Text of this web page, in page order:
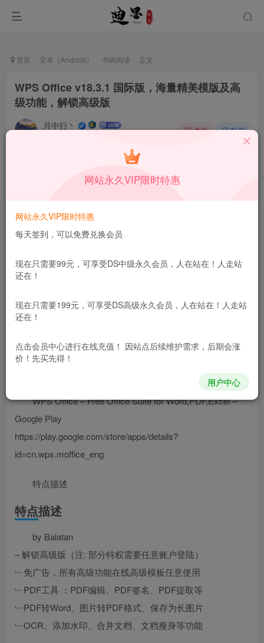
首页 安卓（Android） 书画阅读 正文
WPS Office v18.3.1 国际版，海量精美模版及高
级功能，解锁高级版
月中行丶 关注 私信
用途。如有侵权、不妥之处，请第一时间联系我们删除！
WPS Office (WPS Office国际版)金山WPS安卓版移动办
流畅;完美支持文字/表格/演示/PDF等51种文档格式;拥有海量
精美模版及高级功能.
WPS Office – Free Office Suite for Word,PDF,Excel –
Google Play
https://play.google.com/store/apps/details?
id=cn.wps.moffice_eng
特点描述
特点描述
by Balatan
– 解锁高级版（注: 部分特权需要任意账户登陆）
﹂免广告，所有高级功能在线高级模板任意使用
﹂PDF工具 ：PDF编辑、PDF签名、PDF提取等
﹂PDF转Word、图片转PDF格式、保存为长图片
﹂OCR、添加水印、合并文档、文档瘦身等功能
网站永久VIP限时特惠
网站永久VIP限时特惠
每天签到，可以免费兑换会员
现在只需要99元，可享受DS中级永久会员，人在站在！人走站
还在！
现在只需要199元，可享受DS高级永久会员，人在站在！人走站
还在！
点击会员中心进行在线充值！ 因站点后续维护需求，后期会涨
价！先买先得！
用户中心